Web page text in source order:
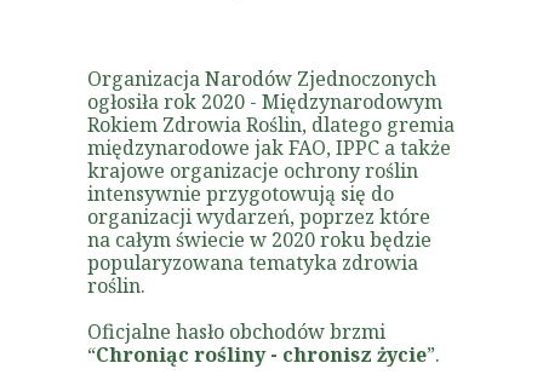
Organizacja Narodów Zjednoczonych
ogłosiła rok 2020 - Międzynarodowym
Rokiem Zdrowia Roślin, dlatego gremia
międzynarodowe jak FAO, IPPC a także
krajowe organizacje ochrony roślin
intensywnie przygotowują się do
organizacji wydarzeń, poprzez które
na całym świecie w 2020 roku będzie
popularyzowana tematyka zdrowia
roślin.
Oficjalne hasło obchodów brzmi
“Chroniąc rośliny - chronisz życie”.